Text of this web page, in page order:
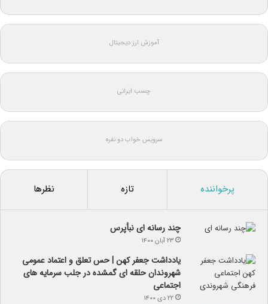
آموزش ارز دیجیتال
چسب ایرانی
سرویس خواب دو نفره
پرخواننده تازه نظرها
چند رسانه ای نبأپرس
۲۳ آبان ۱۴۰۰
یادداشت جعفر کهن | حس تعلق و اعتماد عمومی
شهروندان حلقه ای گمشده در جلب سرمایه های
اجتماعی
۲۲ دی ۱۴۰۰